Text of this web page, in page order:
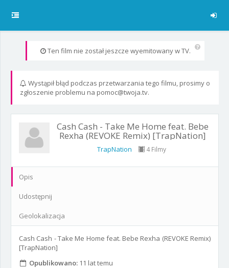
Ten film nie został jeszcze wyemitowany w TV.
Wystąpił błąd podczas przetwarzania tego filmu, prosimy o
zgłoszenie problemu na pomoc@twoja.tv.
Cash Cash - Take Me Home feat. Bebe
Rexha (REVOKE Remix) [TrapNation]
TrapNation 4 Filmy
Opis
Udostępnij
Geolokalizacja
Cash Cash - Take Me Home feat. Bebe Rexha (REVOKE Remix)
[TrapNation]
Opublikowano: 11 lat temu